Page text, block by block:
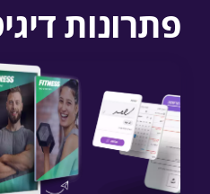
פתרונות